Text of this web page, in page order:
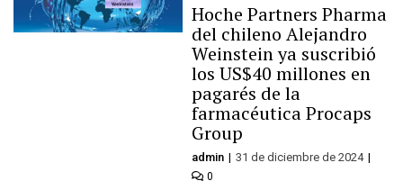
Hoche Partners Pharma
del chileno Alejandro
Weinstein ya suscribió
los US$40 millones en
pagarés de la
farmacéutica Procaps
Group
admin 31 de diciembre de 2024
0